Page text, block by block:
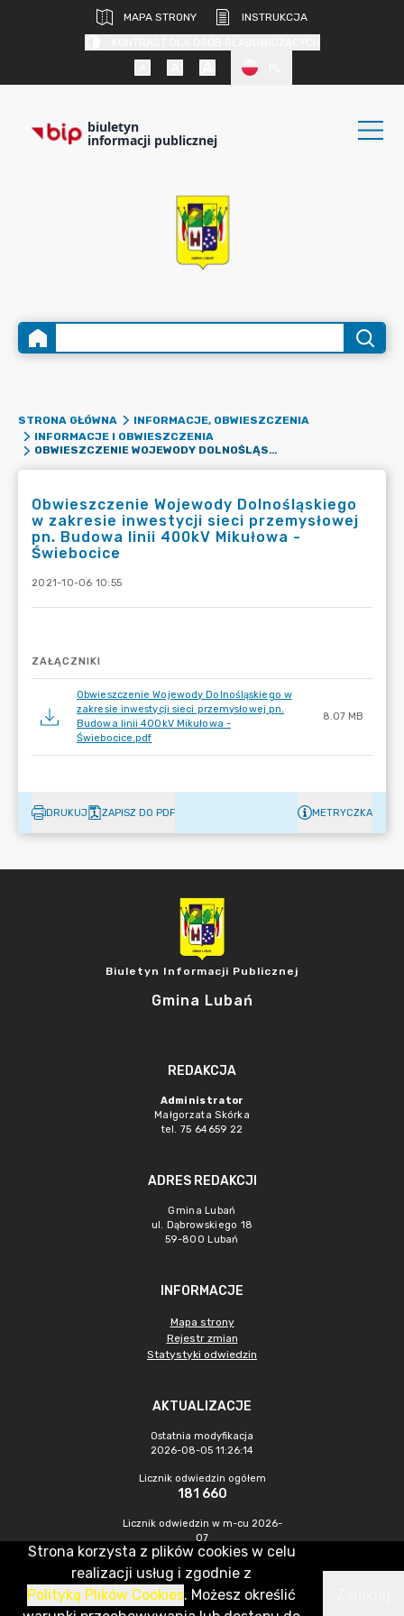
MAPA STRONY
INSTRUKCJA
biuletyn
informacji publicznej
STRONA GŁÓWNA
INFORMACJE, OBWIESZCZENIA
INFORMACJE I OBWIESZCZENIA
OBWIESZCZENIE WOJEWODY DOLNOŚLĄSKIEGO W ZAKRESIE INWESTYCJI SIECI PRZEMYSŁOWEJ PN. BUDOWA LINII 400KV MIKUŁOWA - ŚWIEBOCICE
Obwieszczenie Wojewody Dolnośląskiego
w zakresie inwestycji sieci przemysłowej
pn. Budowa linii 400kV Mikułowa -
Świebocice
2021-10-06 10:55
ZAŁĄCZNIKI
Obwieszczenie Wojewody Dolnośląskiego w
zakresie inwestycji sieci przemysłowej pn.
Budowa linii 400kV Mikułowa -
Świebocice.pdf
8.07 MB
DRUKUJ ZAPISZ DO PDF METRYCZKA
Biuletyn Informacji Publicznej
Gmina Lubań
REDAKCJA
Administrator
Małgorzata Skórka
tel. 75 64659 22
ADRES REDAKCJI
Gmina Lubań
ul. Dąbrowskiego 18
59-800 Lubań
INFORMACJE
Mapa strony
Rejestr zmian
Statystyki odwiedzin
AKTUALIZACJE
Ostatnia modyfikacja
2026-08-05 11:26:14
Licznik odwiedzin ogółem
181 660
Licznik odwiedzin w m-cu 2026-
07
251
CMS & Hosting: Nefeni Sp. z o.o.
Strona korzysta z plików cookies w celu
realizacji usług i zgodnie z
Polityką Plików Cookies. Możesz określić